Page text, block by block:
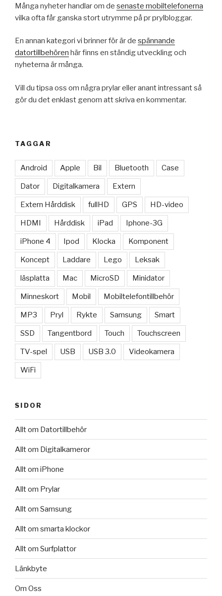
Många nyheter handlar om de senaste mobiltelefonerna
vilka ofta får ganska stort utrymme på pr prylbloggar.
En annan kategori vi brinner för är de spännande
datortillbehören här finns en ständig utveckling och
nyheterna är många.
Vill du tipsa oss om några prylar eller anant intressant så
gör du det enklast genom att skriva en kommentar.
TAGGAR
Android Apple Bil Bluetooth Case
Dator Digitalkamera Extern
Extern Hårddisk fullHD GPS HD-video
HDMI Hårddisk iPad Iphone-3G
iPhone 4 Ipod Klocka Komponent
Koncept Laddare Lego Leksak
läsplatta Mac MicroSD Minidator
Minneskort Mobil Mobiltelefontillbehör
MP3 Pryl Rykte Samsung Smart
SSD Tangentbord Touch Touchscreen
TV-spel USB USB 3.0 Videokamera
WiFi
SIDOR
Allt om Datortillbehör
Allt om Digitalkameror
Allt om iPhone
Allt om Prylar
Allt om Samsung
Allt om smarta klockor
Allt om Surfplattor
Länkbyte
Om Oss